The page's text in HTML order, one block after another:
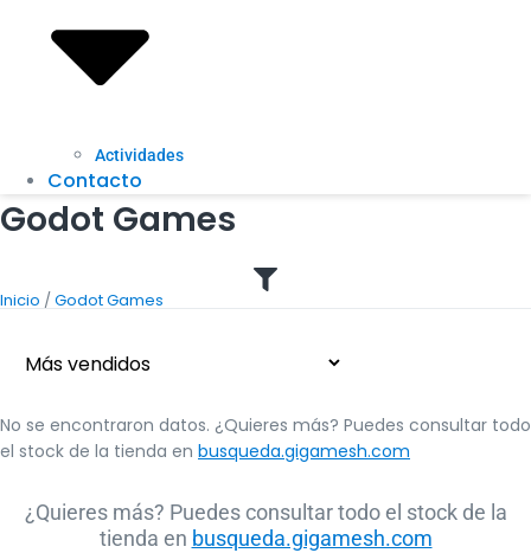
Actividades
Contacto
Godot Games
Inicio /Godot Games
No se encontraron datos. ¿Quieres más? Puedes consultar todo
el stock de la tienda en busqueda.gigamesh.com
¿Quieres más? Puedes consultar todo el stock de la
tienda en busqueda.gigamesh.com